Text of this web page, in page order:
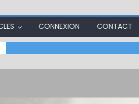
CONNEXION CONTACT